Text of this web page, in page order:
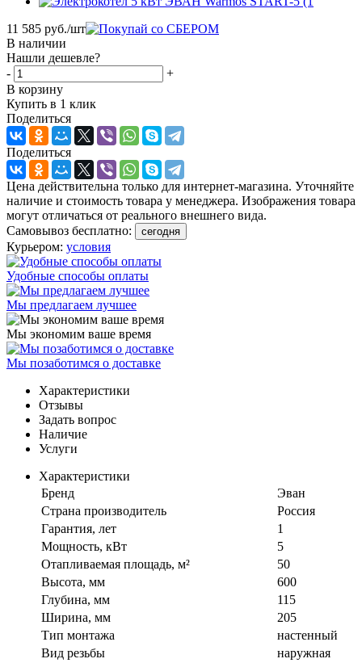
11 585 руб./шт
В наличии
Нашли дешевле?
-
+
В корзину
Купить в 1 клик
Поделиться
Поделиться
Цена действительна только для интернет-магазина. Уточняйте
наличие и стоимость товара у менеджера. Изображения товара
могут отличаться от реального внешнего вида.
Самовывоз бесплатно:
сегодня
Курьером: условия
Удобные способы оплаты
Мы предлагаем лучшее
Мы экономим ваше время
Мы позаботимся о доставке
Характеристики
Отзывы
Задать вопрос
Наличие
Услуги
Характеристики
Бренд
Эван
Страна производитель
Россия
Гарантия, лет
1
Мощность, кВт
5
Отапливаемая площадь, м²
50
Высота, мм
600
Глубина, мм
115
Ширина, мм
205
Тип монтажа
настенный
Вид резьбы
наружная